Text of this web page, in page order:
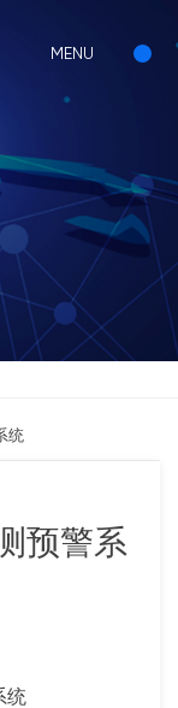
统
预警系
统